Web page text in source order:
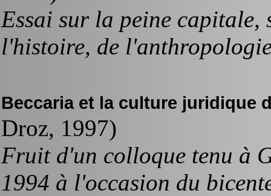
Essai sur la peine capitale,
l'histoire, de
Beccaria et la culture juridique
Droz, 1997)
Fruit d'un colloque tenu à
1994 à l'occasion du